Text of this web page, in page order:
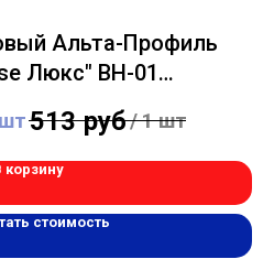
Альта-Профиль
Люкс" BH-01
Каштан 0,2х3,1м
513 руб/1 шт
корзину
стоимость